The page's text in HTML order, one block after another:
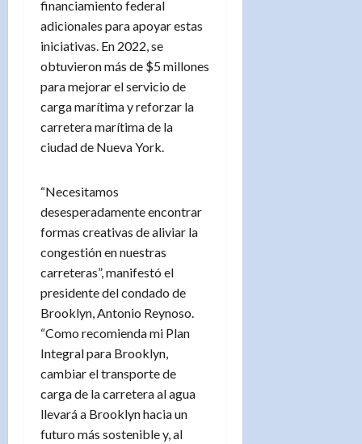
financiamiento federal
adicionales para apoyar estas
iniciativas. En 2022, se
obtuvieron más de $5 millones
para mejorar el servicio de
carga marítima y reforzar la
carretera marítima de la
ciudad de Nueva York.
“Necesitamos
desesperadamente encontrar
formas creativas de aliviar la
congestión en nuestras
carreteras”, manifestó el
presidente del condado de
Brooklyn, Antonio Reynoso.
“Como recomienda mi Plan
Integral para Brooklyn,
cambiar el transporte de
carga de la carretera al agua
llevará a Brooklyn hacia un
futuro más sostenible y, al